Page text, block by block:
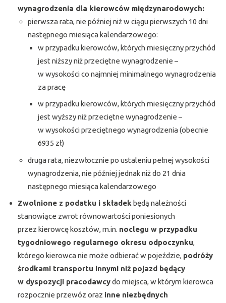
wynagrodzenia dla kierowców międzynarodowych:
pierwsza rata, nie później niż w ciągu pierwszych 10 dni
następnego miesiąca kalendarzowego:
w przypadku kierowców, których miesięczny przychód
jest niższy niż przeciętne wynagrodzenie –
w wysokości co najmniej minimalnego wynagrodzenia
za pracę
w przypadku kierowców, których miesięczny przychód
jest wyższy niż przeciętne wynagrodzenie –
w wysokości przeciętnego wynagrodzenia (obecnie
6935 zł)
druga rata, niezwłocznie po ustaleniu pełnej wysokości
wynagrodzenia, nie później jednak niż do 21 dnia
następnego miesiąca kalendarzowego
Zwolnione z podatku i składek będą należności
stanowiące zwrot równowartości poniesionych
przez kierowcę kosztów, m.in. noclegu w przypadku
tygodniowego regularnego okresu odpoczynku,
którego kierowca nie może odbierać w pojeździe, podróży
środkami transportu innymi niż pojazd będący
w dyspozycji pracodawcydo miejsca, w którym kierowca
rozpocznie przewóz oraz inne niezbędnych